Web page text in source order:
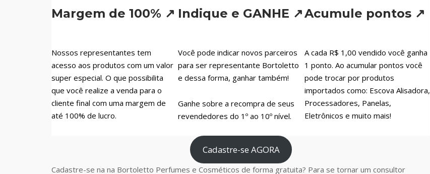
Margem de 100% ↗
Nossos representantes tem
acesso aos produtos com um valor
super especial. O que possibilita
que você realize a venda para o
cliente final com uma margem de
até 100% de lucro.
Indique e GANHE ↗
Você pode indicar novos parceiros
para ser representante Bortoletto
e dessa forma, ganhar também!
Ganhe sobre a recompra de seus
revendedores do 1º ao 10º nível.
Acumule pontos ↗
A cada R$ 1,00 vendido você ganha
1 ponto. Ao acumular pontos você
pode trocar por produtos
importados como: Escova Alisadora,
Processadores, Panelas,
Eletrônicos e muito mais!
Cadastre-se AGORA
Cadastre-se na na Bortoletto Perfumes e Cosméticos de forma gratuita? Para se tornar um consultor